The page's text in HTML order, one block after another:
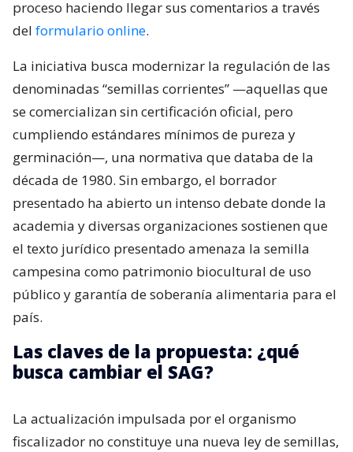
proceso haciendo llegar sus comentarios a través
del formulario online.
La iniciativa busca modernizar la regulación de las
denominadas “semillas corrientes” —aquellas que
se comercializan sin certificación oficial, pero
cumpliendo estándares mínimos de pureza y
germinación—, una normativa que databa de la
década de 1980. Sin embargo, el borrador
presentado ha abierto un intenso debate donde la
academia y diversas organizaciones sostienen que
el texto jurídico presentado amenaza la semilla
campesina como patrimonio biocultural de uso
público y garantía de soberanía alimentaria para el
país.
Las claves de la propuesta: ¿qué
busca cambiar el SAG?
La actualización impulsada por el organismo
fiscalizador no constituye una nueva ley de semillas,